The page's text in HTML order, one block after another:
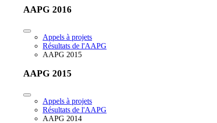
AAPG 2016
Appels à projets
Résultats de l'AAPG
AAPG 2015
AAPG 2015
Appels à projets
Résultats de l'AAPG
AAPG 2014